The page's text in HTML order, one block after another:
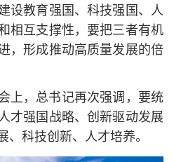
设教育强国、科技强国、人
相互支撑性，要把三者有机
，形成推动高质量发展的倍
上，总书记再次强调，要统
才强国战略、创新驱动发展
、科技创新、人才培养。